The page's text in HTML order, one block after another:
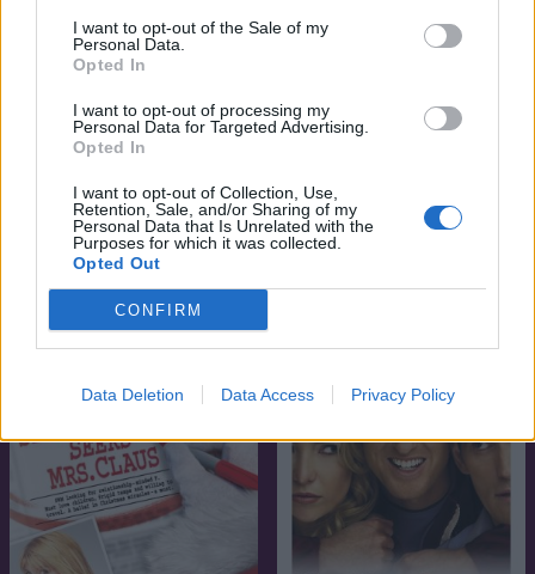
I want to opt-out of the Sale of my
Personal Data.
Opted In
I want to opt-out of processing my
Personal Data for Targeted Advertising.
Opted In
I want to opt-out of Collection, Use,
Retention, Sale, and/or Sharing of my
Personal Data that Is Unrelated with the
Purposes for which it was collected.
Opted Out
CONFIRM
Data Deletion Data Access Privacy Policy
2016 7.6 2011
Beltenyészet